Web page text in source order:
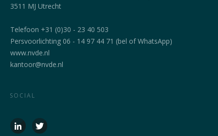
3511 MJ Utrecht
Telefoon +31 (0)30 - 23 40 503
Persvoorlichting 06 - 14 97 44 71 (bel of WhatsApp)
www.nvde.nl
kantoor@nvde.nl
SOCIAL